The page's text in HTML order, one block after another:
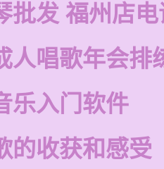
批发 福州店
人唱歌年会排
乐入门软件
的收获和感受